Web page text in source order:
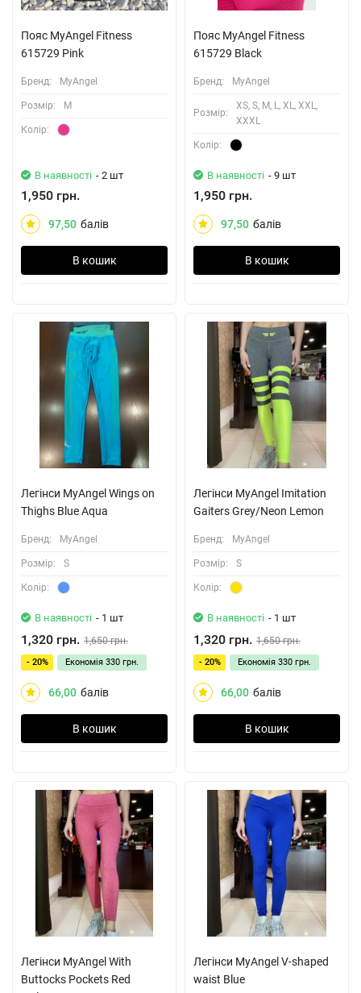
Пояс MyAngel Fitness
615729 Pink
Бренд: MyAngel
Розмiр: M
Колiр:
В наявності - 2 шт
1,950 грн.
97,50 балів
В кошик
Пояс MyAngel Fitness
615729 Black
Бренд: MyAngel
Розмiр:
XS, S, M, L, XL, XXL,
XXXL
Колiр:
В наявності - 9 шт
1,950 грн.
97,50 балів
В кошик
Легінси MyAngel Wings on
Thighs Blue Aqua
Бренд: MyAngel
Розмiр: S
Колiр:
В наявності - 1 шт
1,320 грн. 1,650 грн.
- 20% Економія 330 грн.
66,00 балів
В кошик
Легінси MyAngel Imitation
Gaiters Grey/Neon Lemon
Бренд: MyAngel
Розмiр: S
Колiр:
В наявності - 1 шт
1,320 грн. 1,650 грн.
- 20% Економія 330 грн.
66,00 балів
В кошик
Легінси MyAngel With
Buttocks Pockets Red
Легінси MyAngel V-shaped
waist Blue